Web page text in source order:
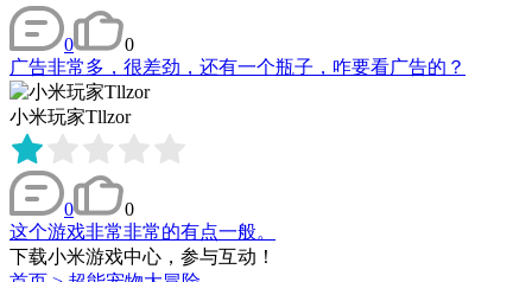
0
0
广告非常多，很差劲，还有一个瓶子，咋要看广告的？
小米玩家Tllzor
0
0
这个游戏非常非常的有点一般。
下载小米游戏中心，参与互动！